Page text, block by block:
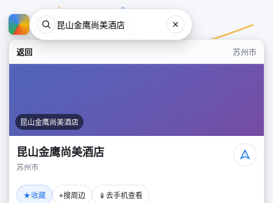
返回 苏州市
昆山金鹰尚美酒店
昆山金鹰尚美酒店
苏州市
★收藏 ⌖搜周边 📱 去手机查看